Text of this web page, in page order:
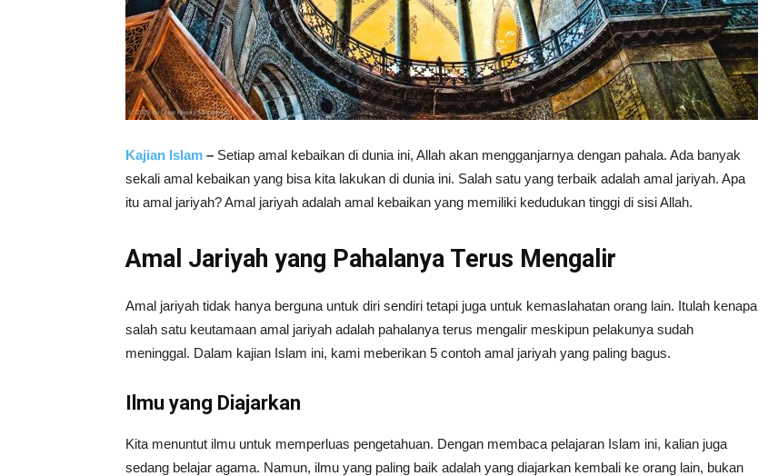
Kajian Islam – Setiap amal kebaikan di dunia ini, Allah akan mengganjarnya dengan pahala. Ada banyak
sekali amal kebaikan yang bisa kita lakukan di dunia ini. Salah satu yang terbaik adalah amal jariyah. Apa
itu amal jariyah? Amal jariyah adalah amal kebaikan yang memiliki kedudukan tinggi di sisi Allah.
Amal Jariyah yang Pahalanya Terus Mengalir
Amal jariyah tidak hanya berguna untuk diri sendiri tetapi juga untuk kemaslahatan orang lain. Itulah kenapa
salah satu keutamaan amal jariyah adalah pahalanya terus mengalir meskipun pelakunya sudah
meninggal. Dalam kajian Islam ini, kami meberikan 5 contoh amal jariyah yang paling bagus.
Ilmu yang Diajarkan
Kita menuntut ilmu untuk memperluas pengetahuan. Dengan membaca pelajaran Islam ini, kalian juga
sedang belajar agama. Namun, ilmu yang paling baik adalah yang diajarkan kembali ke orang lain, bukan